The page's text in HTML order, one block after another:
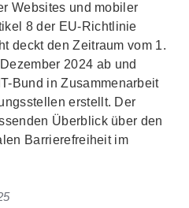
Websites und mobiler
8 der EU-Richtlinie
deckt den Zeitraum vom 1.
2024 ab und
Bund in Zusammenarbeit
erstellt. Der
Überblick über den
Barrierefreiheit im